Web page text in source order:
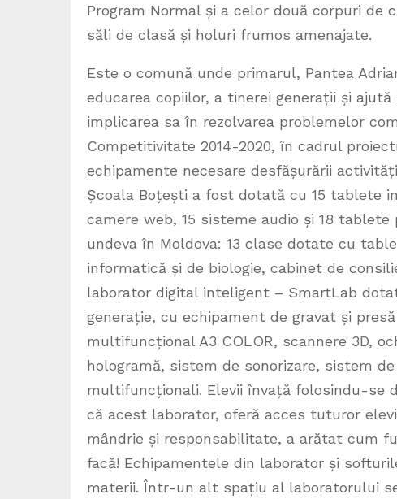
Program Normal și a celor două corpuri de
săli de clasă și holuri frumos amenajate.
Este o comună unde primarul, Pantea
educarea copiilor, a tinerei generații și
implicarea sa în rezolvarea problemelor
Competitivitate 2014-2020, în cadrul
echipamente necesare desfășurării
Școala Boțești a fost dotată cu 15 tablete
camere web, 15 sisteme audio și 18
undeva în Moldova: 13 clase dotate cu
informatică și de biologie, cabinet de
laborator digital inteligent – SmartLab
generație, cu echipament de gravat și
multifuncțional A3 COLOR, scannere 3D,
hologramă, sistem de sonorizare, sistem
multifuncționali. Elevii învață folosindu-se
că acest laborator, oferă acces tuturor
mândrie și responsabilitate, a arătat cum
facă! Echipamentele din laborator și
materii. Într-un alt spațiu al laboratorului